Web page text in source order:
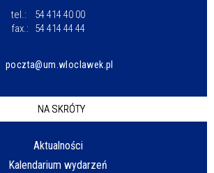
tel.:
54 414 40 00
fax.:
54 414 44 44
poczta@um.wloclawek.pl
NA SKRÓTY
Aktualności
Kalendarium wydarzeń